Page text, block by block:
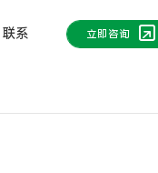
联系 立即咨询